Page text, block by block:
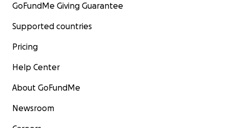
GoFundMe Giving Guarantee
Supported countries
Pricing
Help Center
About GoFundMe
Newsroom